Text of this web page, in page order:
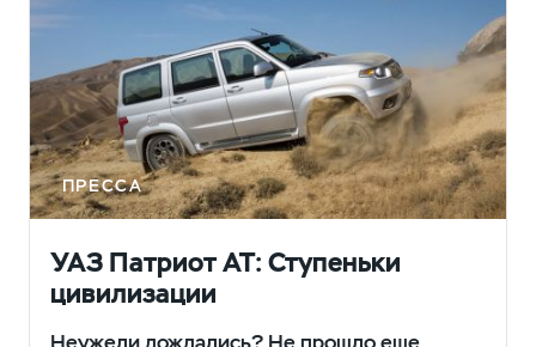
ПРЕССА
УАЗ Патриот АТ: Ступеньки
цивилизации